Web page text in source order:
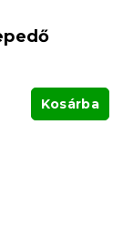
Kosárba